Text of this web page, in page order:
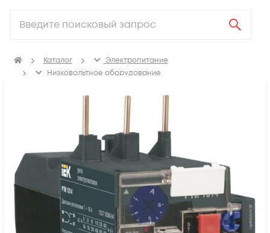
Каталог
Электропитание
Низковольтное оборудование